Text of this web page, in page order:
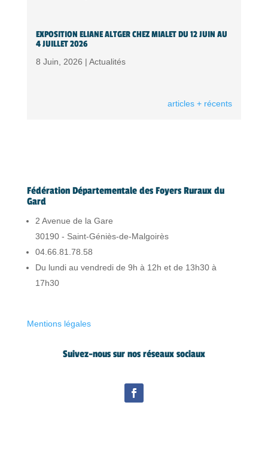
EXPOSITION ELIANE ALTGER CHEZ MIALET DU 12 JUIN AU
4 JUILLET 2026
8 Juin, 2026 | Actualités
articles + récents
Fédération Départementale des Foyers Ruraux du
Gard
2 Avenue de la Gare
30190 - Saint-Géniès-de-Malgoirès
04.66.81.78.58
Du lundi au vendredi de 9h à 12h et de 13h30 à
17h30
Mentions légales
Suivez-nous sur nos réseaux sociaux